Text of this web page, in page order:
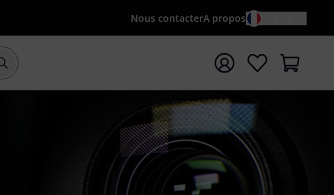
Nous contacterA propos
Démarrer la recherche avec le terme de recherche